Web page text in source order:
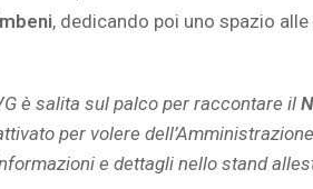
, dedicando poi uno spazio
è salita sul palco per raccontare il
per volere
e dettagli nello stand